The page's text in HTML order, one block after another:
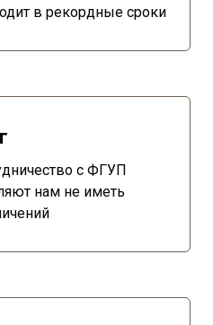
в рекордные сроки
с ФГУП
нам не иметь